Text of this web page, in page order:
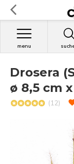
menu
Drosera
ø 8,5 cm x
(12)